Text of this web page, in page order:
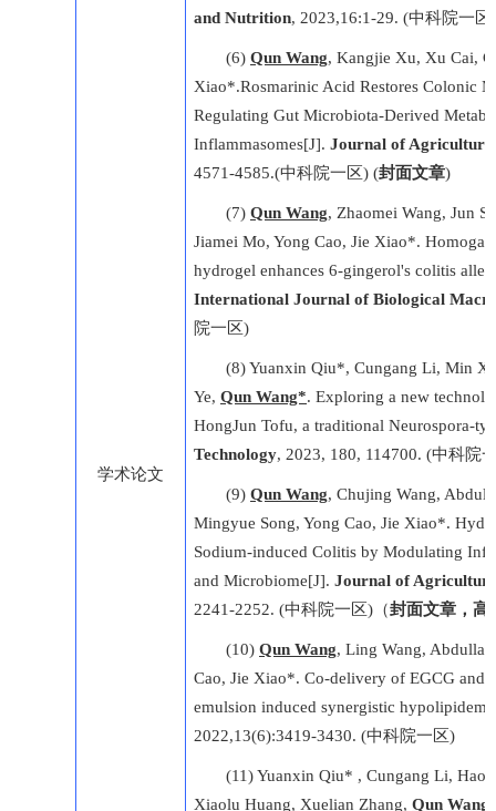
学术论文
and Nutrition, 2023,16:1-29. (中科院一区)
(6) Qun Wang, Kangjie Xu, Xu Cai,
Xiao*.Rosmarinic Acid Restores Colonic
Regulating Gut Microbiota-Derived
Inflammasomes[J]. Journal of
4571-4585.(中科院一区) (封面文章)
(7) Qun Wang, Zhaomei Wang, Jun
Jiamei Mo, Yong Cao, Jie Xiao*.
hydrogel enhances 6-gingerol's colitis
International Journal of Biological
院一区)
(8) Yuanxin Qiu*, Cungang Li, Min
Ye, Qun Wang*. Exploring a new
HongJun Tofu, a traditional Neurospora-
Technology, 2023, 180, 114700. (中科院
(9) Qun Wang, Chujing Wang,
Mingyue Song, Yong Cao, Jie Xiao*.
Sodium-induced Colitis by Modulating
and Microbiome[J]. Journal of
2241-2252. (中科院一区)（封面文章 ， 高
(10) Qun Wang, Ling Wang,
Cao, Jie Xiao*. Co-delivery of EGCG and
emulsion induced synergistic
2022,13(6):3419-3430. (中科院一区)
(11) Yuanxin Qiu* , Cungang Li, Hao
Xiaolu Huang, Xuelian Zhang, Qun